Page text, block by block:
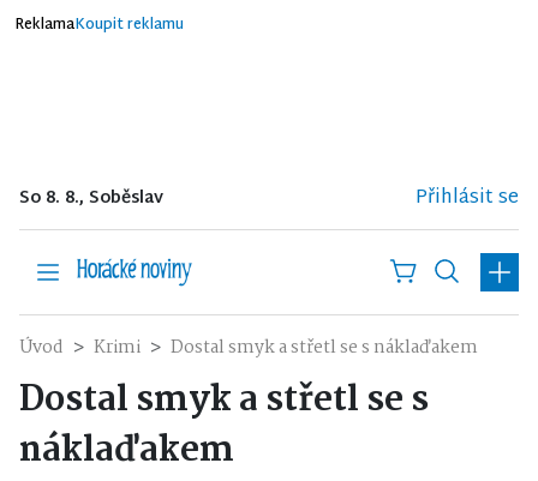
ReklamaKoupit reklamu
So 8. 8., Soběslav Přihlásit se
Úvod Krimi Dostal smyk a střetl se s náklaďakem
Dostal smyk a střetl se s
náklaďakem